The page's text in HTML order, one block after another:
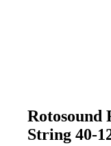
Rotosound
String 40-